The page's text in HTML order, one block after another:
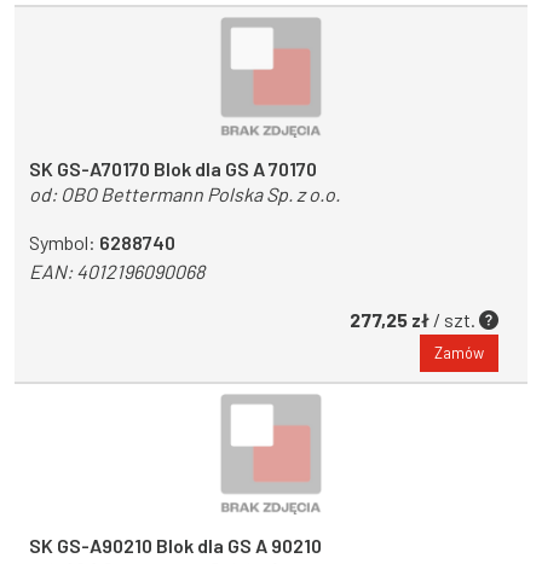
SK GS-A70170 Blok dla GS A 70170
od: OBO Bettermann Polska Sp. z o.o.
Symbol: 6288740
EAN:4012196090068
277,25 zł / szt.
Zamów
SK GS-A90210 Blok dla GS A 90210